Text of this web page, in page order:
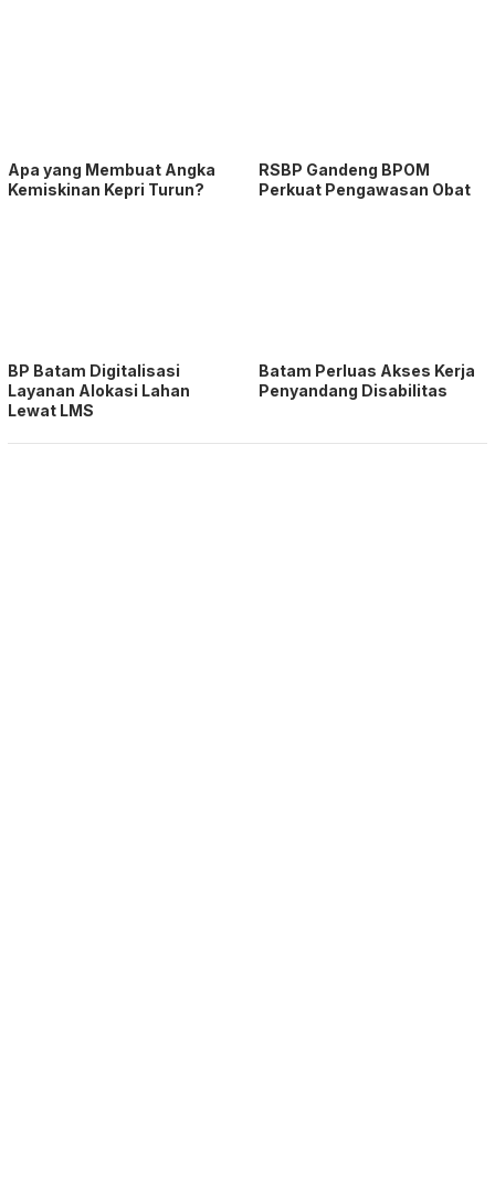
Apa yang Membuat Angka
Kemiskinan Kepri Turun?
RSBP Gandeng BPOM
Perkuat Pengawasan Obat
BP Batam Digitalisasi
Layanan Alokasi Lahan
Lewat LMS
Batam Perluas Akses Kerja
Penyandang Disabilitas